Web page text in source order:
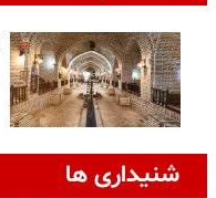
شنیداری ها